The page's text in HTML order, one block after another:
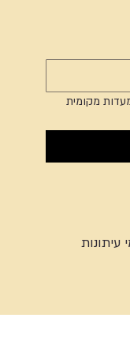
אני מאשר.ת קבלת תוכן ועדכונים מעדות מקומית
עיתונות